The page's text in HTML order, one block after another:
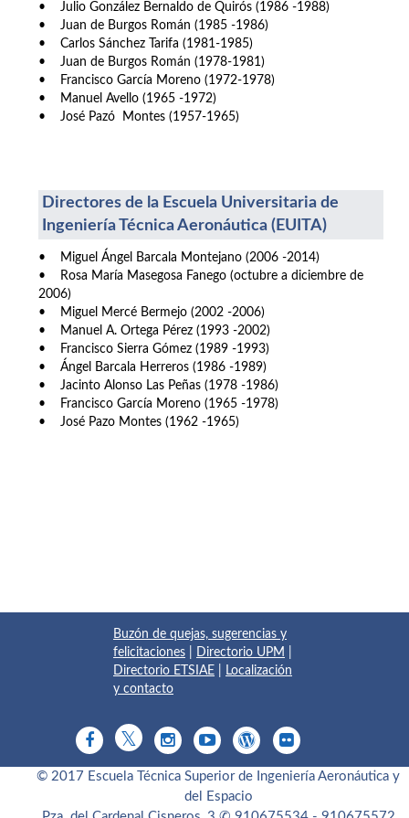
• Julio González Bernaldo de Quirós (1986 -1988)
• Juan de Burgos Román (1985 -1986)
• Carlos Sánchez Tarifa (1981-1985)
• Juan de Burgos Román (1978-1981)
• Francisco García Moreno (1972-1978)
• Manuel Avello (1965 -1972)
• José Pazó Montes (1957-1965)
Directores de la Escuela Universitaria de
Ingeniería Técnica Aeronáutica (EUITA)
• Miguel Ángel Barcala Montejano (2006 -2014)
• Rosa María Masegosa Fanego (octubre a diciembre de
2006)
• Miguel Mercé Bermejo (2002 -2006)
• Manuel A. Ortega Pérez (1993 -2002)
• Francisco Sierra Gómez (1989 -1993)
• Ángel Barcala Herreros (1986 -1989)
• Jacinto Alonso Las Peñas (1978 -1986)
• Francisco García Moreno (1965 -1978)
• José Pazo Montes (1962 -1965)
Buzón de quejas, sugerencias y
felicitaciones
Directorio UPM
Directorio ETSIAE
Localización
y contacto
© 2017 Escuela Técnica Superior de Ingeniería Aeronáutica y
del Espacio